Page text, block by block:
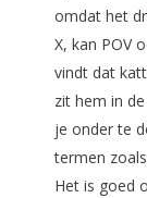
omdat het
X, kan POV
vindt dat
zit hem in
je onder te
termen
Het is goed